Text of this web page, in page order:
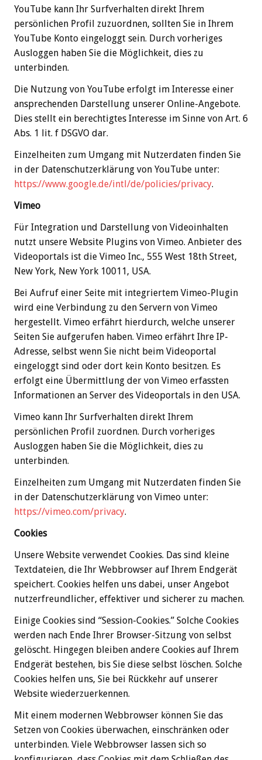
YouTube kann Ihr Surfverhalten direkt Ihrem
persönlichen Profil zuzuordnen, sollten Sie in Ihrem
YouTube Konto eingeloggt sein. Durch vorheriges
Ausloggen haben Sie die Möglichkeit, dies zu
unterbinden.
Die Nutzung von YouTube erfolgt im Interesse einer
ansprechenden Darstellung unserer Online-Angebote.
Dies stellt ein berechtigtes Interesse im Sinne von Art. 6
Abs. 1 lit. f DSGVO dar.
Einzelheiten zum Umgang mit Nutzerdaten finden Sie
in der Datenschutzerklärung von YouTube unter:
https://www.google.de/intl/de/policies/privacy.
Vimeo
Für Integration und Darstellung von Videoinhalten
nutzt unsere Website Plugins von Vimeo. Anbieter des
Videoportals ist die Vimeo Inc., 555 West 18th Street,
New York, New York 10011, USA.
Bei Aufruf einer Seite mit integriertem Vimeo-Plugin
wird eine Verbindung zu den Servern von Vimeo
hergestellt. Vimeo erfährt hierdurch, welche unserer
Seiten Sie aufgerufen haben. Vimeo erfährt Ihre IP-
Adresse, selbst wenn Sie nicht beim Videoportal
eingeloggt sind oder dort kein Konto besitzen. Es
erfolgt eine Übermittlung der von Vimeo erfassten
Informationen an Server des Videoportals in den USA.
Vimeo kann Ihr Surfverhalten direkt Ihrem
persönlichen Profil zuordnen. Durch vorheriges
Ausloggen haben Sie die Möglichkeit, dies zu
unterbinden.
Einzelheiten zum Umgang mit Nutzerdaten finden Sie
in der Datenschutzerklärung von Vimeo unter:
https://vimeo.com/privacy.
Cookies
Unsere Website verwendet Cookies. Das sind kleine
Textdateien, die Ihr Webbrowser auf Ihrem Endgerät
speichert. Cookies helfen uns dabei, unser Angebot
nutzerfreundlicher, effektiver und sicherer zu machen.
Einige Cookies sind “Session-Cookies.” Solche Cookies
werden nach Ende Ihrer Browser-Sitzung von selbst
gelöscht. Hingegen bleiben andere Cookies auf Ihrem
Endgerät bestehen, bis Sie diese selbst löschen. Solche
Cookies helfen uns, Sie bei Rückkehr auf unserer
Website wiederzuerkennen.
Mit einem modernen Webbrowser können Sie das
Setzen von Cookies überwachen, einschränken oder
unterbinden. Viele Webbrowser lassen sich so